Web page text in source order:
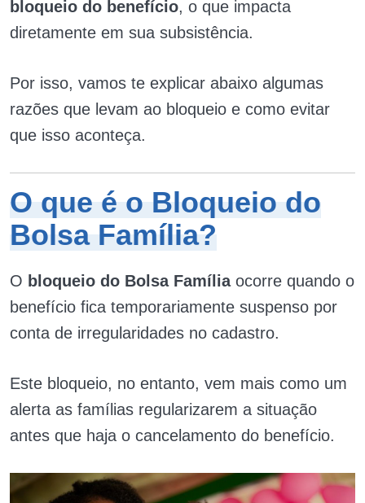
bloqueio do benefício, o que impacta
diretamente em sua subsistência.
Por isso, vamos te explicar abaixo algumas
razões que levam ao bloqueio e como evitar
que isso aconteça.
O que é o Bloqueio do
Bolsa Família?
O bloqueio do Bolsa Famíliaocorre quando o
benefício fica temporariamente suspenso por
conta de irregularidades no cadastro.
Este bloqueio, no entanto, vem mais como um
alerta as famílias regularizarem a situação
antes que haja o cancelamento do benefício.